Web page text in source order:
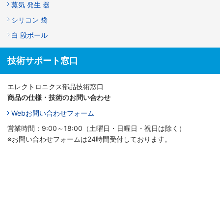
蒸気 発生 器
シリコン 袋
白 段ボール
技術サポート窓口
エレクトロニクス部品技術窓口
商品の仕様・技術のお問い合わせ
Webお問い合わせフォーム
営業時間：9:00～18:00（土曜日・日曜日・祝日は除く）
※お問い合わせフォームは24時間受付しております。